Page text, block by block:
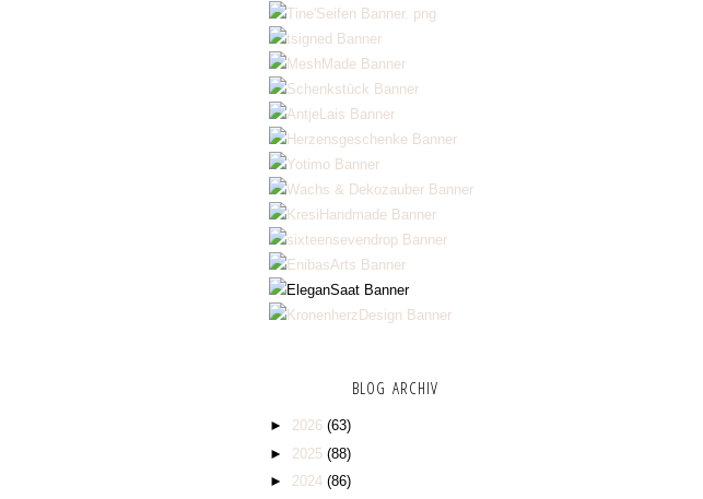
BLOG ARCHIV
► 2026 (63)
► 2025 (88)
► 2024 (86)